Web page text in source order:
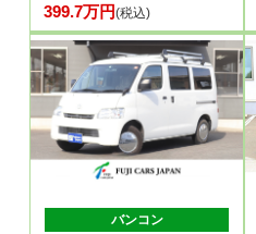
399.7万円(税込)
バンコン